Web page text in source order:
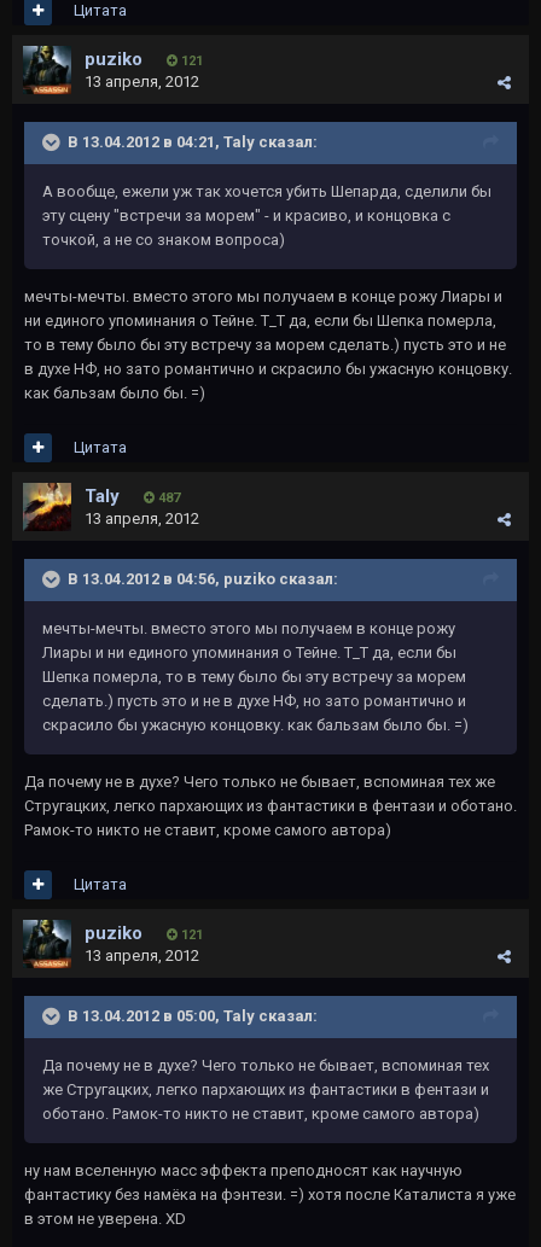
Цитата
puziko 121
13 апреля, 2012
В 13.04.2012 в 04:21, Taly сказал:
А вообще, ежели уж так хочется убить Шепарда, сделили бы
эту сцену "встречи за морем" - и красиво, и концовка с
точкой, а не со знаком вопроса)
мечты-мечты. вместо этого мы получаем в конце рожу Лиары и
ни единого упоминания о Тейне. Т_Т да, если бы Шепка померла,
то в тему было бы эту встречу за морем сделать.) пусть это и не
в духе НФ, но зато романтично и скрасило бы ужасную концовку.
как бальзам было бы. =)
Цитата
Taly 487
13 апреля, 2012
В 13.04.2012 в 04:56, puziko сказал:
мечты-мечты. вместо этого мы получаем в конце рожу
Лиары и ни единого упоминания о Тейне. Т_Т да, если бы
Шепка померла, то в тему было бы эту встречу за морем
сделать.) пусть это и не в духе НФ, но зато романтично и
скрасило бы ужасную концовку. как бальзам было бы. =)
Да почему не в духе? Чего только не бывает, вспоминая тех же
Стругацких, легко пархающих из фантастики в фентази и оботано.
Рамок-то никто не ставит, кроме самого автора)
Цитата
puziko 121
13 апреля, 2012
В 13.04.2012 в 05:00, Taly сказал:
Да почему не в духе? Чего только не бывает, вспоминая тех
же Стругацких, легко пархающих из фантастики в фентази и
оботано. Рамок-то никто не ставит, кроме самого автора)
ну нам вселенную масс эффекта преподносят как научную
фантастику без намёка на фэнтези. =) хотя после Каталиста я уже
в этом не уверена. XD